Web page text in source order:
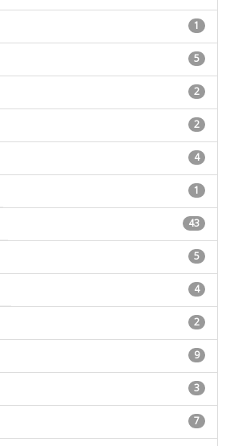
1
5
2
2
4
1
43
5
4
2
9
3
7